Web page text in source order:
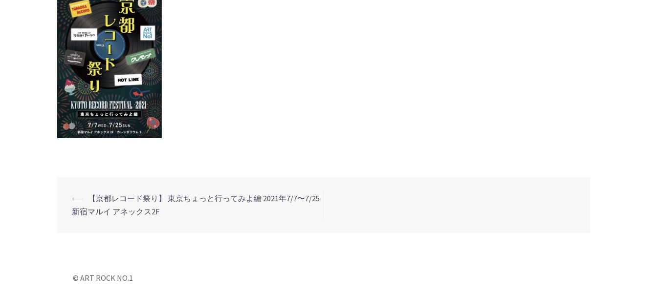
投
ビ
⟵
【京都レコード祭り】 東京ちょっと行ってみよ編 2021年7/7〜7/25
新宿マルイ アネックス2F
© ART ROCK NO.1